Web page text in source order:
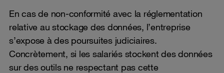
En cas de non-conformité avec la réglementation
relative au stockage des données, l’entreprise
s’expose à des poursuites judiciaires.
Concrètement, si les salariés stockent des données
sur des outils ne respectant pas cette